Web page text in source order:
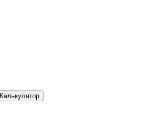
Калькулятор